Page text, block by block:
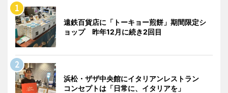
遠鉄百貨店に「トーキョー煎餅」期間限定シ
ョップ 昨年12月に続き2回目
浜松・ザザ中央館にイタリアンレストラン
コンセプトは「日常に、イタリアを」